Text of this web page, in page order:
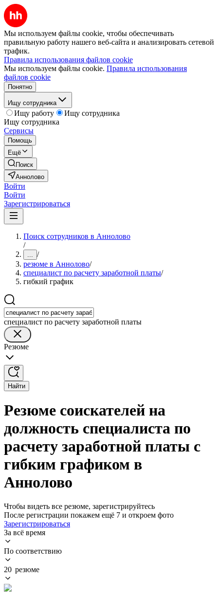
Мы используем файлы cookie, чтобы обеспечивать
правильную работу нашего веб-сайта и анализировать сетевой
трафик.
Правила использования файлов cookie
Мы используем файлы cookie. Правила использования
файлов cookie
Понятно
Ищу сотрудника
Ищу работу
Ищу сотрудника
Ищу сотрудника
Сервисы
Помощь
Ещё
Поиск
Аннолово
Войти
Войти
Зарегистрироваться
Поиск сотрудников в Аннолово
/
... /
резюме в Аннолово/
специалист по расчету заработной платы/
гибкий график
специалист по расчету заработной платы
Резюме
Найти
Резюме соискателей на
должность специалиста по
расчету заработной платы с
гибким графиком в
Аннолово
Чтобы видеть все резюме, зарегистрируйтесь
После регистрации покажем ещё 7 и откроем фото
Зарегистрироваться
За всё время
По соответствию
20 резюме